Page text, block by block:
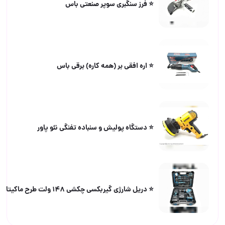
⭐️ فرز سنگبری سوپر صنعتی باس
⭐️ اره افقی بر (همه کاره) برقی باس
⭐️ دستگاه پولیش و سنباده تفنگی نئو پاور
⭐️ دریل شارژی گیربکسی چکشی ۱۴۸ ولت طرح ماکیتا